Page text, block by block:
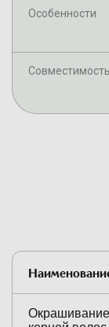
Особенности
Совместимость
Окрашивание